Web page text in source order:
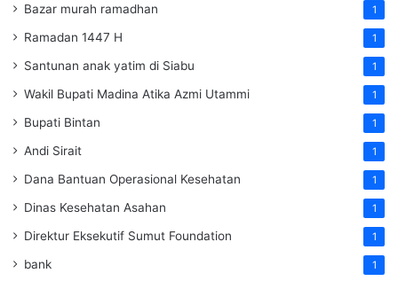
Bazar murah ramadhan 1
Ramadan 1447 H 1
Santunan anak yatim di Siabu 1
Wakil Bupati Madina Atika Azmi Utammi 1
Bupati Bintan 1
Andi Sirait 1
Dana Bantuan Operasional Kesehatan 1
Dinas Kesehatan Asahan 1
Direktur Eksekutif Sumut Foundation 1
bank 1